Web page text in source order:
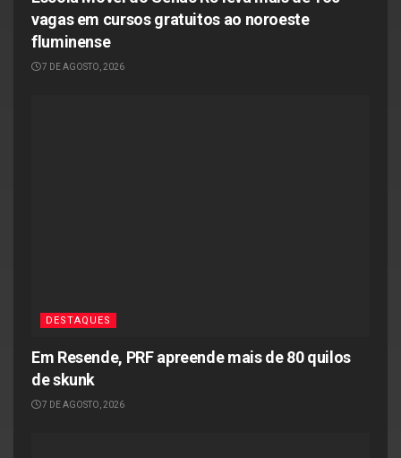
vagas em cursos gratuitos ao noroeste
fluminense
7 DE AGOSTO, 2026
DESTAQUES
Em Resende, PRF apreende mais de 80 quilos
de skunk
7 DE AGOSTO, 2026